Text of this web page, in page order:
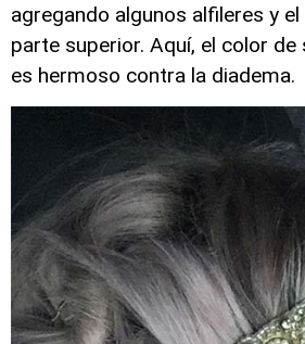
agregando algunos alfileres y el
parte superior. Aquí, el color
es hermoso contra la diadema.